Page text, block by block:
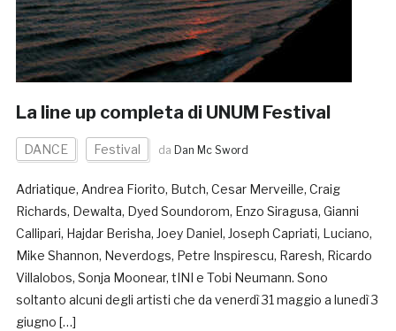
La line up completa di UNUM Festival
DANCE Festival da Dan Mc Sword
Adriatique, Andrea Fiorito, Butch, Cesar Merveille, Craig
Richards, Dewalta, Dyed Soundorom, Enzo Siragusa, Gianni
Callipari, Hajdar Berisha, Joey Daniel, Joseph Capriati, Luciano,
Mike Shannon, Neverdogs, Petre Inspirescu, Raresh, Ricardo
Villalobos, Sonja Moonear, tINI e Tobi Neumann. Sono
soltanto alcuni degli artisti che da venerdì 31 maggio a lunedì 3
giugno […]